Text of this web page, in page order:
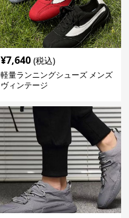
¥7,640 (税込)
軽量ランニングシューズ メンズ
ヴィンテージ